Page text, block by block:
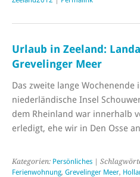
Urlaub in Zeeland:
Grevelinger Meer
Das zweite lange
niederländische Insel
dem Rheinland war innerhalb
erledigt, ehe wir in Den Osse
Kategorien: Persönliches |
Ferienwohnung, Grevelinger Meer,